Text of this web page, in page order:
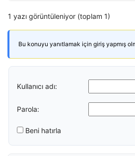
1 yazı görüntüleniyor (toplam 1)
Bu konuyu yanıtlamak için giriş yapmış
Kullanıcı adı:
Parola:
Beni hatırla